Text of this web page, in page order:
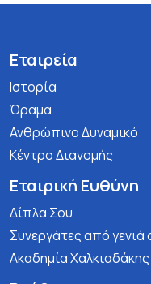
Εταιρεία
Ιστορία
Όραμα
Ανθρώπινο Δυναμικό
Κέντρο Διανομής
Εταιρική Ευθύνη
Δίπλα Σου
Συνεργάτες από γενιά
Ακαδημία Χαλκιαδάκης